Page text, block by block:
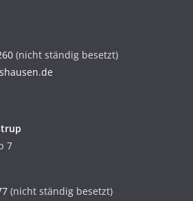
(nicht ständig besetzt)
7
(nicht ständig besetzt)